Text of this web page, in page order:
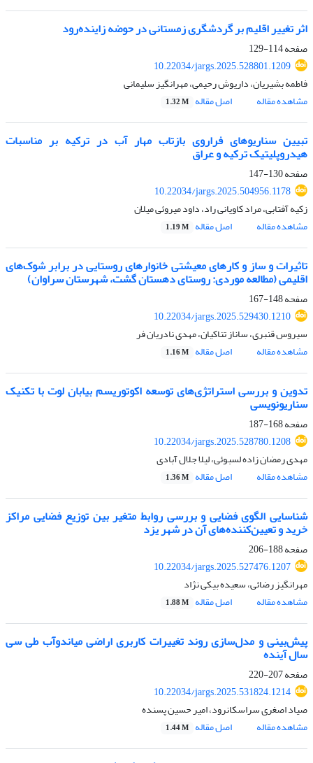
اثر تغییر اقلیم بر گردشگری زمستانی در حوضه زاینده‌رود
صفحه114-129
10.22034/jargs.2025.528801.1209
فاطمه بشیریان، داریوش رحیمی، مهرانگیز سلیمانی
مشاهده مقاله
اصل مقاله 1.32 M
تبیین سناریوهای فراروی بازتاب مهار آب در ترکیه بر مناسبات
هیدروپلیتیک ترکیه و عراق
صفحه130-147
10.22034/jargs.2025.504956.1178
زکیه آفتابی، مراد کاویانی راد، داود میروئی میلان
مشاهده مقاله
اصل مقاله 1.19 M
تاثیرات و ساز و کارهای معیشتی خانوارهای روستایی در برابر شوک‌های
اقلیمی (مطالعه موردی: روستای دهستان گشت، شهرستان سراوان)
صفحه148-167
10.22034/jargs.2025.529430.1210
سیروس قنبری، ساناز تناکیان، مهدی نادریان فر
مشاهده مقاله
اصل مقاله 1.16 M
تدوین و بررسی استراتژی‌های توسعه اکوتوریسم بیابان لوت با تکنیک
سناریونویسی
صفحه168-187
10.22034/jargs.2025.528780.1208
مهدی رمضان زاده لسبوئی، لیلا جلال آبادی
مشاهده مقاله
اصل مقاله 1.36 M
شناسایی الگوی فضایی و بررسی روابط متغیر بین توزیع فضایی مراکز
خرید و تعیین‌کننده‌های آن در شهر یزد
صفحه188-206
10.22034/jargs.2025.527476.1207
مهرانگیز رضائی، سعیده بیکی نژاد
مشاهده مقاله
اصل مقاله 1.88 M
پیش‌بینی و مدل‌سازی روند تغییرات کاربری اراضی میاندوآب طی سی
سال آینده
صفحه207-220
10.22034/jargs.2025.531824.1214
صیاد اصغری سراسکانرود، امیر حسین پسنده
مشاهده مقاله
اصل مقاله 1.44 M